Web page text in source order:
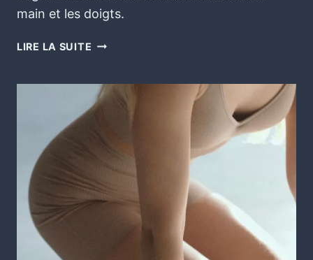
main et les doigts.
LIRE LA SUITE